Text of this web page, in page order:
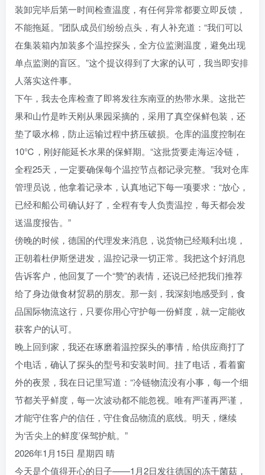
装卸完毕后第一时间检查温度，有任何异常都要立即反馈，
不能拖延。”团队成员们纷纷点头，有人补充道：“我们可以
在集装箱内加装多个温控探头，全方位监测温度，避免出现
单点监测的盲区。”这个提议得到了大家的认可，我当即安排
人落实这件事。
下午，我去仓库检查了即将发往东南亚的热带水果。这批芒
果和山竹是昨天刚从果园采摘的，采用了真空保鲜包装，还
垫了吸水棉，防止运输过程中挤压破损。仓库的温度控制在
10℃，刚好能延长水果的保鲜期。“这批货要走海运冷链，
全程25天，一定要确保每个温控节点都记录完整。”我对仓库
管理员说，他拿着记录本，认真地记下每一项要求：“放心，
已经和船公司确认好了，全程有专人负责温控，每天都会发
送温度报告。”
傍晚的时候，德国的代理发来消息，说货物已经顺利出境，
正朝着杜伊斯堡进发，温控记录一切正常。我把这个好消息
告诉客户，他回复了一个“赞”的表情，还说已经把我们推荐
给了身边做食材贸易的朋友。那一刻，我深刻地感受到，食
品国际物流这行，只要你用心守护每一份鲜度，就一定能收
获客户的认可。
晚上回到家，我还在琢磨着温控探头的事情，给供应商打了
个电话，确认了探头的型号和安装时间。挂了电话，看着窗
外的夜景，我在日记里写道：“冷链物流没有小事，每一个细
节都关乎鲜度，每一次波动都不能忽视。唯有严谨再严谨，
才能守住客户的信任，守住食品物流的底线。明天，继续
为‘舌尖上的鲜度’保驾护航。”
2026年1月15日 星期四 晴
今天是个值得开心的日子——1月2日发往德国的冻干菌菇，